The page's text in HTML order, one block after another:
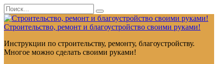
Перейти
к
контенту
Search
for:
Строительство, ремонт и благоустройство своими руками!
Инструкции по строительству, ремонту, благоустройству.
Многое можно сделать своими руками!